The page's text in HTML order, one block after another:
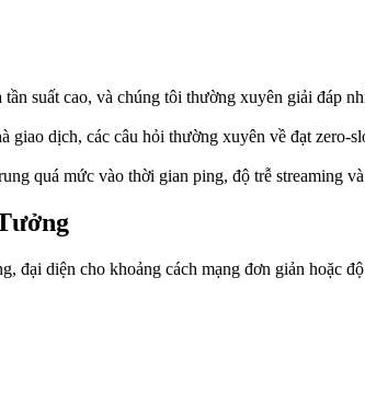
suất cao, và chúng tôi thường xuyên giải đáp
dịch, các câu hỏi thường xuyên về đạt
quá mức vào thời gian ping, độ trễ streaming
đại diện cho khoảng cách mạng đơn giản hoặc